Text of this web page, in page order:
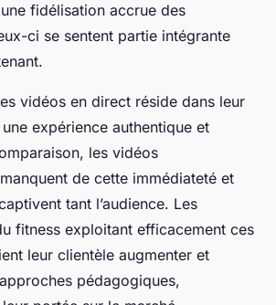
fidélisation accrue des
ci se sentent partie intégrante
vidéos en direct réside dans leur
expérience authentique et
les vidéos
de cette immédiateté et
tant l’audience. Les
fitness exploitant efficacement ces
leur clientèle augmenter et
pédagogiques,